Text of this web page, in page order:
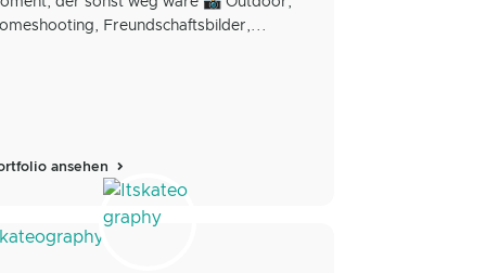
Freundschaftsbilder,...
ansehen